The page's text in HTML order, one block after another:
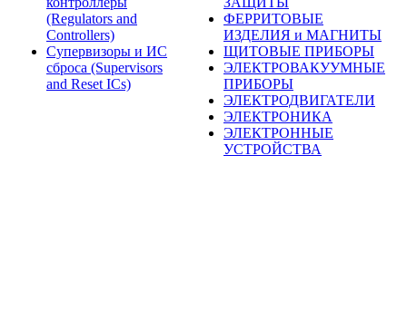
(Regulators and
Controllers)
Супервизоры и ИС
сброса (Supervisors
and Reset ICs)
ФЕРРИТОВЫЕ
ИЗДЕЛИЯ и МАГНИТЫ
ЩИТОВЫЕ ПРИБОРЫ
ЭЛЕКТРОВАКУУМНЫЕ
ПРИБОРЫ
ЭЛЕКТРОДВИГАТЕЛИ
ЭЛЕКТРОНИКА
ЭЛЕКТРОННЫЕ
УСТРОЙСТВА